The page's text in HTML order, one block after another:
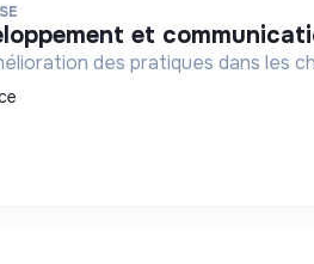
et
des pratiques dans les